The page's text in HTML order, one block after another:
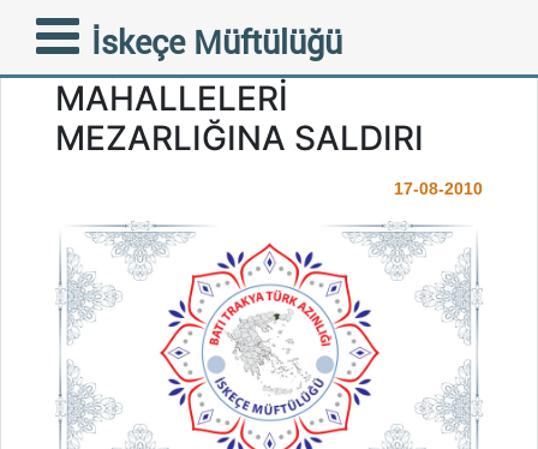
İskeçe Müftülüğü
K I N A M A -GÜMÜLCİNE
POŞPOŞ VE KALKANCE
MAHALLELERİ
MEZARLIĞINA SALDIRI
17-08-2010